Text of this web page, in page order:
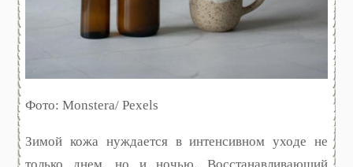
Фото: Monstera/ Pexels
Зимой кожа нуждается в интенсивном уходе не